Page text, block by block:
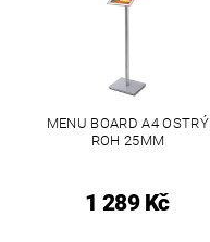
MENU BOARD A4 OSTRÝ
ROH 25MM
1 289 Kč